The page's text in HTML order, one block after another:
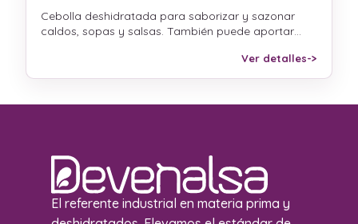
Cebolla deshidratada para saborizar y sazonar
caldos, sopas y salsas. También puede aportar…
Ver detalles->
El referente industrial en materia prima y